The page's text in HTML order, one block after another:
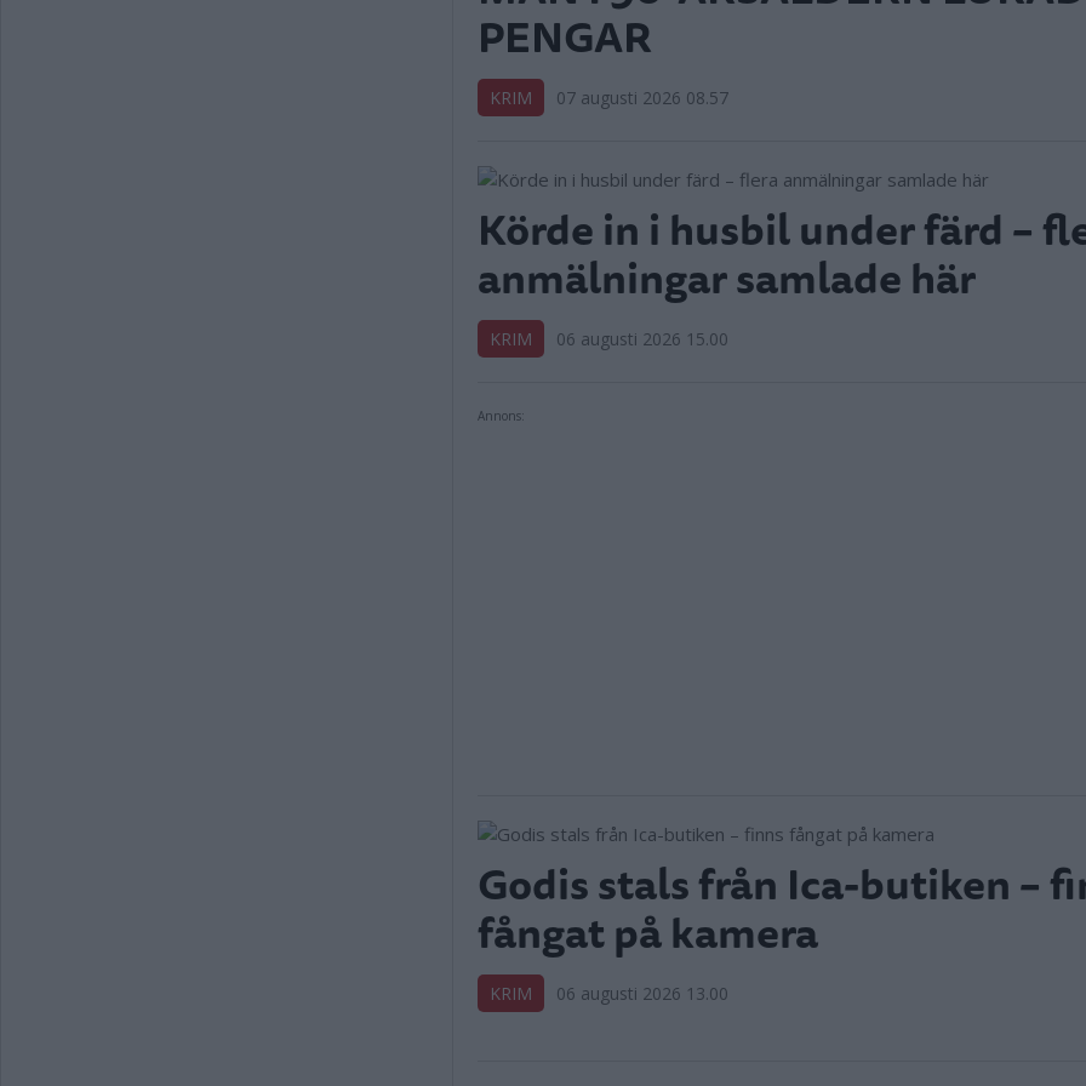
PENGAR
KRIM 07 augusti 2026 08.57
Körde in i husbil under färd –
anmälningar samlade här
KRIM 06 augusti 2026 15.00
Annons:
Godis stals från Ica-butiken –
fångat på kamera
KRIM 06 augusti 2026 13.00